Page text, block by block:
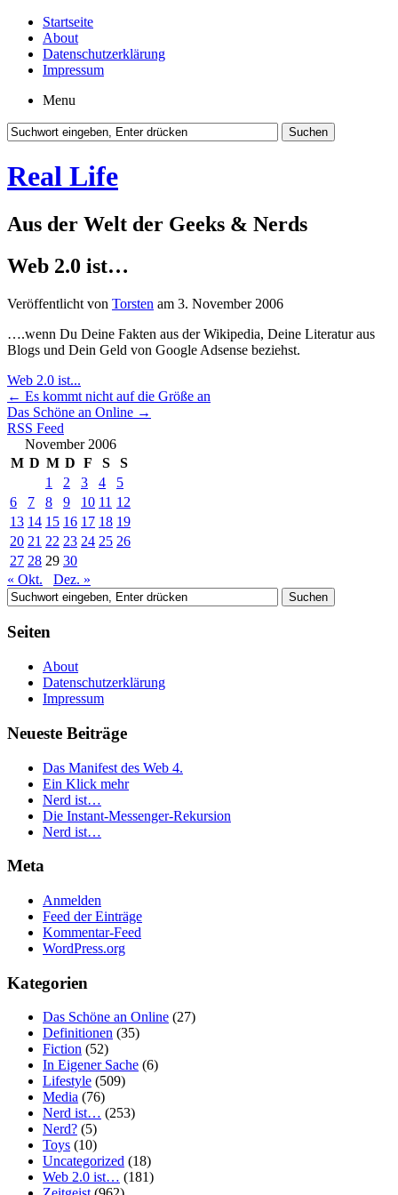
Startseite
About
Datenschutzerklärung
Impressum
Menu
Real Life
Aus der Welt der Geeks & Nerds
Web 2.0 ist…
Veröffentlicht von Torsten am 3. November 2006
….wenn Du Deine Fakten aus der Wikipedia, Deine Literatur aus
Blogs und Dein Geld von Google Adsense beziehst.
Web 2.0 ist...
← Es kommt nicht auf die Größe an
Das Schöne an Online →
RSS Feed
November 2006
M D M D F S
S
1
2 3 4
5
6
7 8 9 10 11 12
13 14 15 16 17 18 19
20 21 22 23 24 25 26
27 28 29 30
« Okt.
Dez. »
Seiten
About
Datenschutzerklärung
Impressum
Neueste Beiträge
Das Manifest des Web 4.
Ein Klick mehr
Nerd ist…
Die Instant-Messenger-Rekursion
Nerd ist…
Meta
Anmelden
Feed der Einträge
Kommentar-Feed
WordPress.org
Kategorien
Das Schöne an Online (27)
Definitionen (35)
Fiction (52)
In Eigener Sache (6)
Lifestyle (509)
Media (76)
Nerd ist… (253)
Nerd? (5)
Toys (10)
Uncategorized (18)
Web 2.0 ist… (181)